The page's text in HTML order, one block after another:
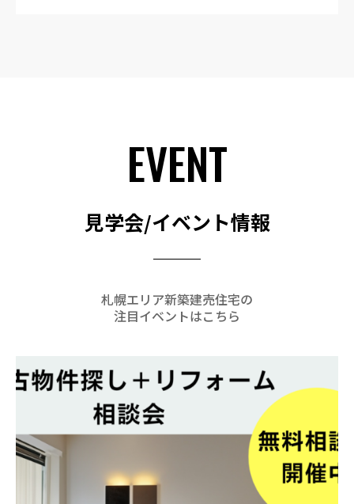
EVENT
見学会/イベント情報
札幌エリア新築建売住宅の
注目イベントはこちら